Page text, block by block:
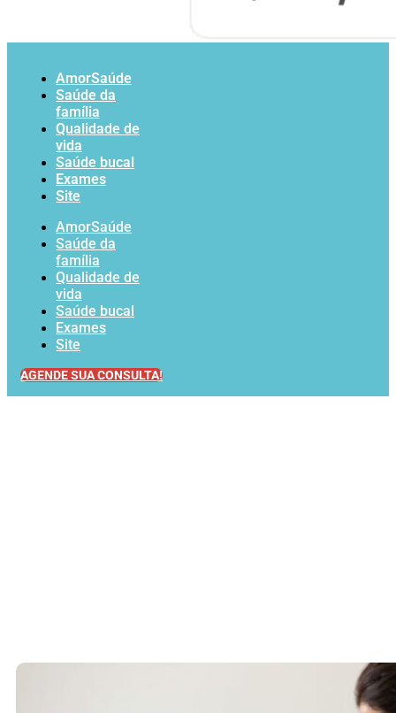
AmorSaúde
Saúde da
família
Qualidade de
vida
Saúde bucal
Exames
Site
AmorSaúde
Saúde da
família
Qualidade de
vida
Saúde bucal
Exames
Site
AGENDE SUA CONSULTA!